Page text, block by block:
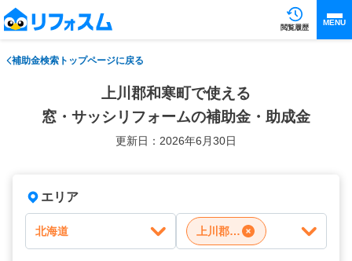
閲覧履歴
MENU
補助金検索トップページに戻る
上川郡和寒町で使える
窓・サッシリフォームの補助金・助成金
更新日：2026年6月30日
エリア
北海道 上川郡和寒町